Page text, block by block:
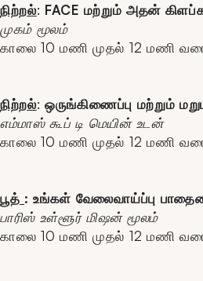
நிற்றல்: FACE மற்றும் அதன்
முகம் மூலம்
காலை 10 மணி முதல் 12 மணி
நிற்றல்:ஒருங்கிணைப்பு மற்றும்
எம்மாஸ் கூப் டி மெயின் உடன்
காலை 10 மணி முதல் 12 மணி
பூத் : உங்கள் வேலைவாய்ப்பு
பாரிஸ் உள்ளூர் மிஷன் மூலம்
காலை 10 மணி முதல் 12 மணி